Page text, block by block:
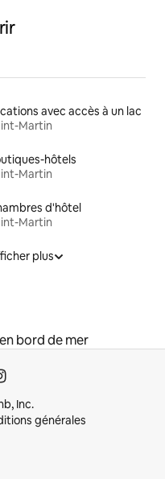
avec accès à un lac
Martin
hôtels
Martin
d'hôtel
Martin
plus
bord de mer
Inc.
générales